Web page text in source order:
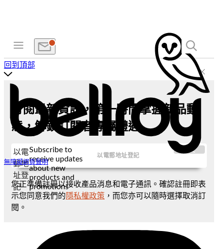
無障礙網頁聲明
回到頂部
訂閱最新資訊，第一時間掌握新品動
態，解鎖訂閱者專屬禮遇
以電
郵地
址登
記
Subscribe to
receive updates
about new
products and
promotions
提交
您正準備註冊以接收產品消息和電子通訊。確認註冊即表
示您同意我們的 隱私權政策 ，而您亦可以隨時選擇取消訂
閱。